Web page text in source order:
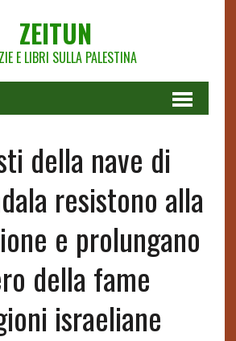
ZEITUN
E LIBRI SULLA PALESTINA
della nave di
resistono alla
e prolungano
della fame
israeliane